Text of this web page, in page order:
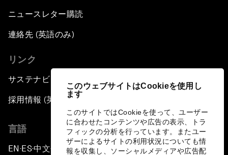
このウェブサイトはCookieを使用し
ます
このサイトではCookieを使って、ユーザー
に合わせたコンテンツや広告の表示、トラ
フィックの分析を行っています。またユー
ザーによるサイトの利用状況についても情
報を収集し、ソーシャルメディアや広告配
ニュースレター購読
連絡先 (英語のみ)
リンク
サステナビリティへの取り組み
採用情報 (英語のみ)
言語
EN ▪ES▪中文▪ 日本語